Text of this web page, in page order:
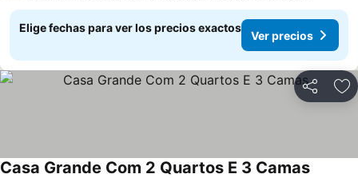
Elige fechas para ver los precios exactos
Ver precios
Compartir
Casa Grande Com 2 Quartos E 3 Camas